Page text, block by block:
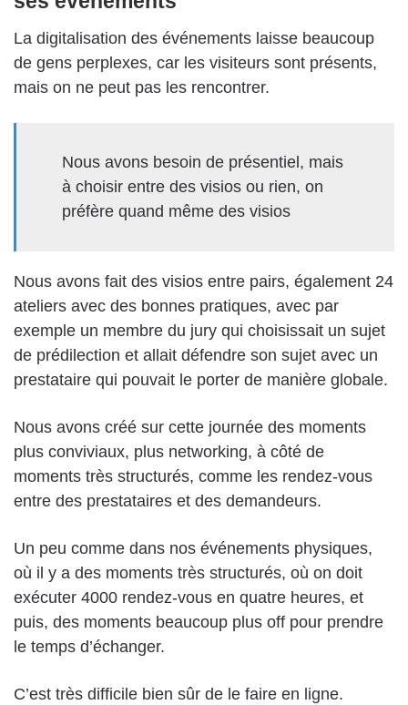
La digitalisation des événements laisse beaucoup
de gens perplexes, car les visiteurs sont présents,
mais on ne peut pas les rencontrer.
Nous avons besoin de présentiel, mais
à choisir entre des visios ou rien, on
préfère quand même des visios
Nous avons fait des visios entre pairs, également 24
ateliers avec des bonnes pratiques, avec par
exemple un membre du jury qui choisissait un sujet
de prédilection et allait défendre son sujet avec un
prestataire qui pouvait le porter de manière globale.
Nous avons créé sur cette journée des moments
plus conviviaux, plus networking, à côté de
moments très structurés, comme les rendez-vous
entre des prestataires et des demandeurs.
Un peu comme dans nos événements physiques,
où il y a des moments très structurés, où on doit
exécuter 4000 rendez-vous en quatre heures, et
puis, des moments beaucoup plus off pour prendre
le temps d’échanger.
C’est très difficile bien sûr de le faire en ligne.